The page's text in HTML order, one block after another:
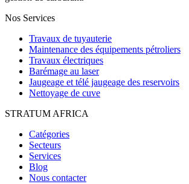
Nos Services
Travaux de tuyauterie
Maintenance des équipements pétroliers
Travaux électriques
Barémage au laser
Jaugeage et télé jaugeage des reservoirs
Nettoyage de cuve
STRATUM AFRICA
Catégories
Secteurs
Services
Blog
Nous contacter